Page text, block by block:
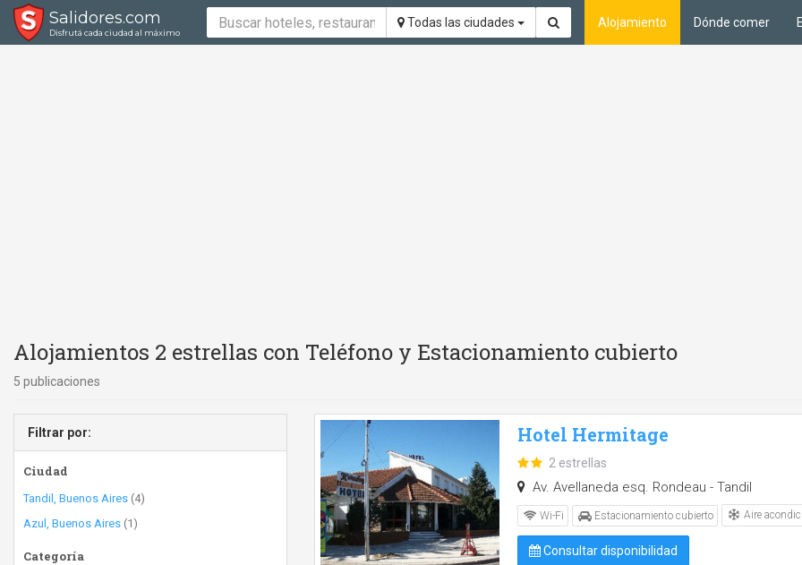
Salidores.com
Disfrutá cada ciudad al máximo
Todas las ciudades Alojamiento Dónde comer
Alojamientos 2 estrellas con Teléfono y Estacionamiento cubierto
5 publicaciones
Filtrar por:
Ciudad
Tandil, Buenos Aires (4)
Azul, Buenos Aires (1)
Categoría
Hotel Hermitage
2 estrellas
Av. Avellaneda esq. Rondeau - Tandil
Wi-Fi Estacionamiento cubierto Aire
Consultar disponibilidad